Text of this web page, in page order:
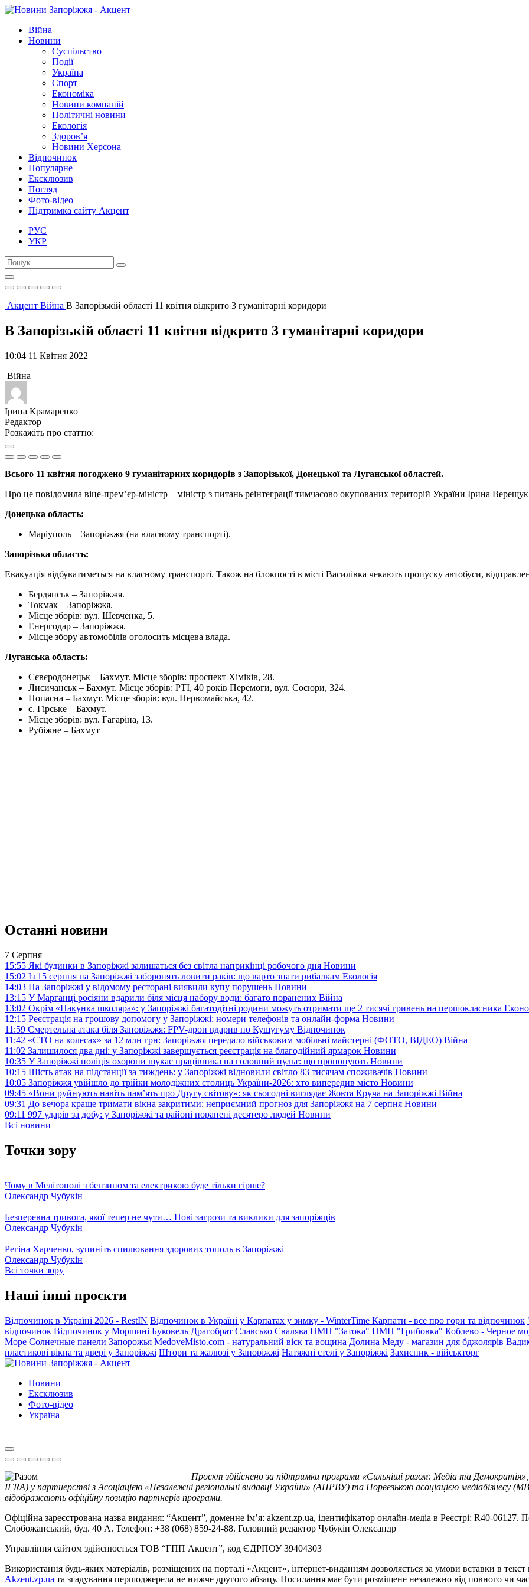
Війна
Новини
Суспільство
Події
Україна
Спорт
Економіка
Новини компаній
Політичні новини
Екологія
Здоров’я
Новини Херсона
Відпочинок
Популярне
Ексклюзив
Погляд
Фото-відео
Підтримка сайту Акцент
РУС
УКР
Акцент Війна В Запорізькій області 11 квітня відкрито 3 гуманітарні коридори
В Запорізькій області 11 квітня відкрито 3 гуманітарні коридори
10:04 11 Квітня 2022
Війна
Ірина Крамаренко
Редактор
Розкажіть про статтю:
Всього 11 квітня погоджено 9 гуманітарних коридорів з Запорізької, Донецької та Луганської областей.
Про це повідомила віце-прем’єр-міністр – міністр з питань реінтеграції тимчасово окупованих територій України Ірина
Донецька область:
Маріуполь – Запоріжжя (на власному транспорті).
Запорізька область:
Евакуація відбуватиметься на власному транспорті. Також на блокпості в місті Василівка чекають пропуску автобуси,
Бердянськ – Запоріжжя.
Токмак – Запоріжжя.
Місце зборів: вул. Шевченка, 5.
Енергодар – Запоріжжя.
Місце збору автомобілів оголосить місцева влада.
Луганська область:
Сєвєродонецьк – Бахмут. Місце зборів: проспект Хіміків, 28.
Лисичанськ – Бахмут. Місце зборів: РТІ, 40 років Перемоги, вул. Сосюри, 324.
Попасна – Бахмут. Місце зборів: вул. Первомайська, 42.
с. Гірське – Бахмут.
Місце зборів: вул. Гагаріна, 13.
Рубіжне – Бахмут
Останні новини
7 Серпня
15:55 Які будинки в Запоріжжі залишаться без світла наприкінці робочого дня Новини
15:02 Із 15 серпня на Запоріжжі заборонять ловити раків: що варто знати рибалкам Екологія
14:03 На Запоріжжі у відомому ресторані виявили купу порушень Новини
13:15 У Марганці росіяни вдарили біля місця набору води: багато поранених Війна
13:02 Окрім «Пакунка школяра»: у Запоріжжі багатодітні родини можуть отримати ще 2 тисячі гривень на першокласника
12:15 Реєстрація на грошову допомогу у Запоріжжі: номери телефонів та онлайн-форма Новини
11:59 Смертельна атака біля Запоріжжя: FPV-дрон вдарив по Кушугуму Відпочинок
11:42 «СТО на колесах» за 12 млн грн: Запоріжжя передало військовим мобільні майстерні (ФОТО, ВІДЕО) Війна
11:02 Залишилося два дні: у Запоріжжі завершується реєстрація на благодійний ярмарок Новини
10:35 У Запоріжжі поліція охорони шукає працівника на головний пульт: що пропонують Новини
10:15 Шість атак на підстанції за тиждень: у Запоріжжі відновили світло 83 тисячам споживачів Новини
10:05 Запоріжжя увійшло до трійки молодіжних столиць України-2026: хто випередив місто Новини
09:45 «Вони руйнують навіть пам’ять про Другу світову»: як сьогодні виглядає Жовта Круча на Запоріжжі Війна
09:31 До вечора краще тримати вікна закритими: неприємний прогноз для Запоріжжя на 7 серпня Новини
09:11 997 ударів за добу: у Запоріжжі та районі поранені десятеро людей Новини
Всі новини
Точки зору
Чому в Мелітополі з бензином та електрикою буде тільки гірше?
Олександр Чубукін
Безперевна тривога, якої тепер не чути… Нові загрози та виклики для запоріжців
Олександр Чубукін
Регіна Харченко, зупиніть спилювання здорових тополь в Запоріжжі
Олександр Чубукін
Всі точки зору
Наші інші проєкти
Відпочинок в Україні 2026 - RestIN Відпочинок в Україні у Карпатах у зимку - WinterTime Карпати - все про гори та відпочинок
відпочинок Відпочинок у Моршині Буковель Драгобрат Славсько Свалява НМП "Затока" НМП "Грибовка" Коблево - Черное
Море Солнечные панели Запорожья MedoveMisto.com - натуральний віск та вощина Долина Меду - магазин для бджолярів
пластикові вікна та двері у Запоріжжі Штори та жалюзі у Запоріжжі Натяжні стелі у Запоріжжі Захисник - військторг
Новини
Ексклюзив
Фото-відео
Україна
Проєкт здійснено за підтримки програми «Сильніші разом: Медіа та
IFRA) у партнерстві з Асоціацією «Незалежні регіональні видавці України» (АНРВУ) та Норвезькою асоціацією медіабізнесу
відображають офіційну позицію партнерів програми.
Офіційна зареєстрована назва видання: “Акцент”, доменне ім’я: akzent.zp.ua, ідентифікатор онлайн-медіа в Реєстрі: R40-
Слобожанський, буд. 40 А. Телефон: +38 (068) 859-24-88. Головний редактор Чубукін Олександр
Управління сайтом здійснюється ТОВ “ГПП Акцент”, код ЄДРПОУ 39404303
Використання будь-яких матеріалів, розміщених на порталі «Акцент», інтернет-виданням дозволяється за умови вставки в
Akzent.zp.ua та згадування першоджерела не нижче другого абзацу. Посилання має бути розміщене незалежно від повного чи